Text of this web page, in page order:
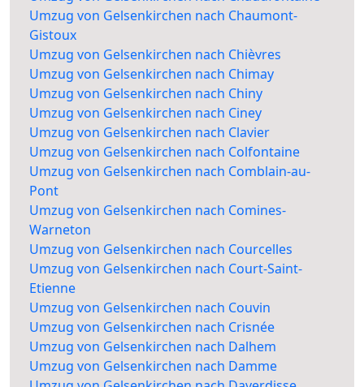
Umzug von Gelsenkirchen nach Chaumont-
Gistoux
Umzug von Gelsenkirchen nach Chièvres
Umzug von Gelsenkirchen nach Chimay
Umzug von Gelsenkirchen nach Chiny
Umzug von Gelsenkirchen nach Ciney
Umzug von Gelsenkirchen nach Clavier
Umzug von Gelsenkirchen nach Colfontaine
Umzug von Gelsenkirchen nach Comblain-au-
Pont
Umzug von Gelsenkirchen nach Comines-
Warneton
Umzug von Gelsenkirchen nach Courcelles
Umzug von Gelsenkirchen nach Court-Saint-
Etienne
Umzug von Gelsenkirchen nach Couvin
Umzug von Gelsenkirchen nach Crisnée
Umzug von Gelsenkirchen nach Dalhem
Umzug von Gelsenkirchen nach Damme